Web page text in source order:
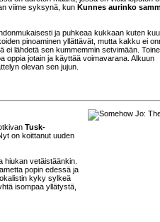
viime syksynä, kun Kunnes aurinko
ja puhkeaa kukkaan kuten
pinoaminen yllättävät, mutta kakku ei
ei lähdetä sen kummemmin setvimään.
oppia jotain ja käyttää voimavarana. Alkuun
olevan sen jujun.
Tusk-
on koittanut uuden
hiukan vetäistäänkin.
popin edessä ja
kyky sylkeä
isompaa yllätystä,